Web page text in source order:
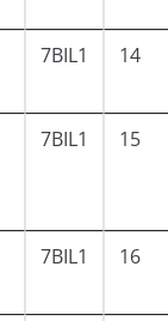
7BIL1 14
7BIL1 15
7BIL1 16